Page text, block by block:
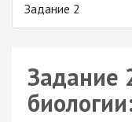
Задание 2
Задание